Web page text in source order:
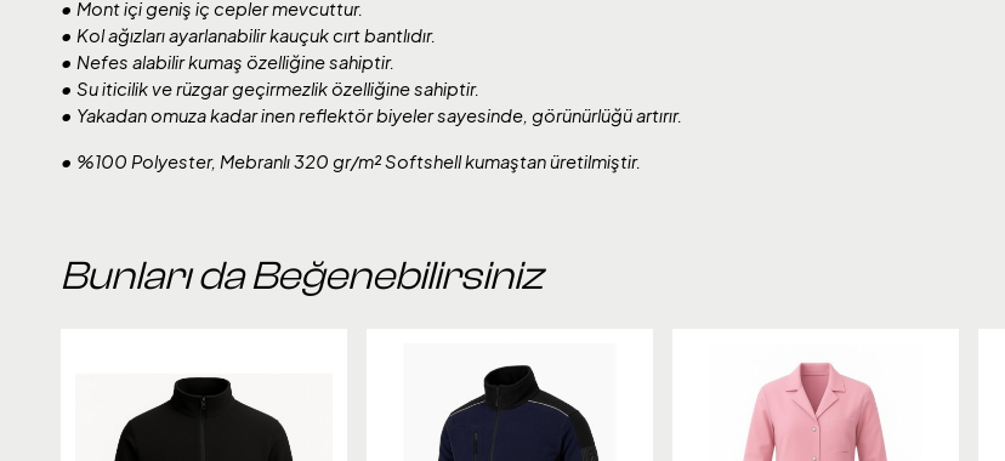
• Mont içi geniş iç cepler mevcuttur.
• Kol ağızları ayarlanabilir kauçuk cırt bantlıdır.
• Nefes alabilir kumaş özelliğine sahiptir.
• Su iticilik ve rüzgar geçirmezlik özelliğine sahiptir.
• Yakadan omuza kadar inen reflektör biyeler sayesinde, görünürlüğü artırır.
• %100 Polyester, Mebranlı 320 gr/m² Softshell kumaştan üretilmiştir.
Bunları da Beğenebilirsiniz